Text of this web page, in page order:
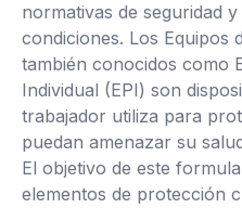
normativas de seguridad
condiciones. Los Equipos
también conocidos como
Individual (EPI) son
trabajador utiliza para
puedan amenazar su
El objetivo de este
elementos de protección